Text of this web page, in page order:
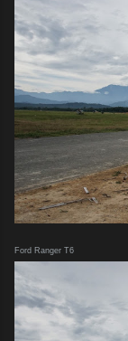
Ford Ranger T6